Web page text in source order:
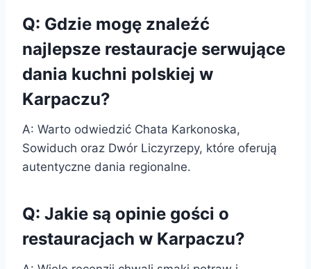
Q: Gdzie mogę znaleźć
najlepsze restauracje serwujące
dania kuchni polskiej w
Karpaczu?
A: Warto odwiedzić Chata Karkonoska,
Sowiduch oraz Dwór Liczyrzepy, które oferują
autentyczne dania regionalne.
Q: Jakie są opinie gości o
restauracjach w Karpaczu?